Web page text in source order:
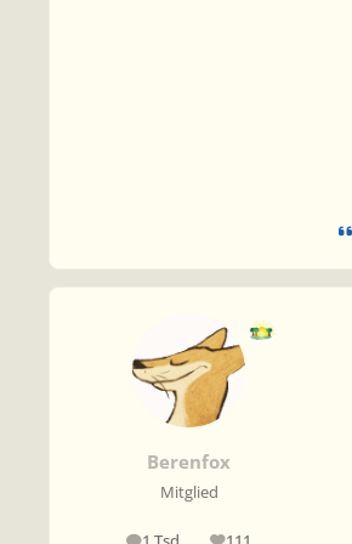
Berenfox
Mitglied